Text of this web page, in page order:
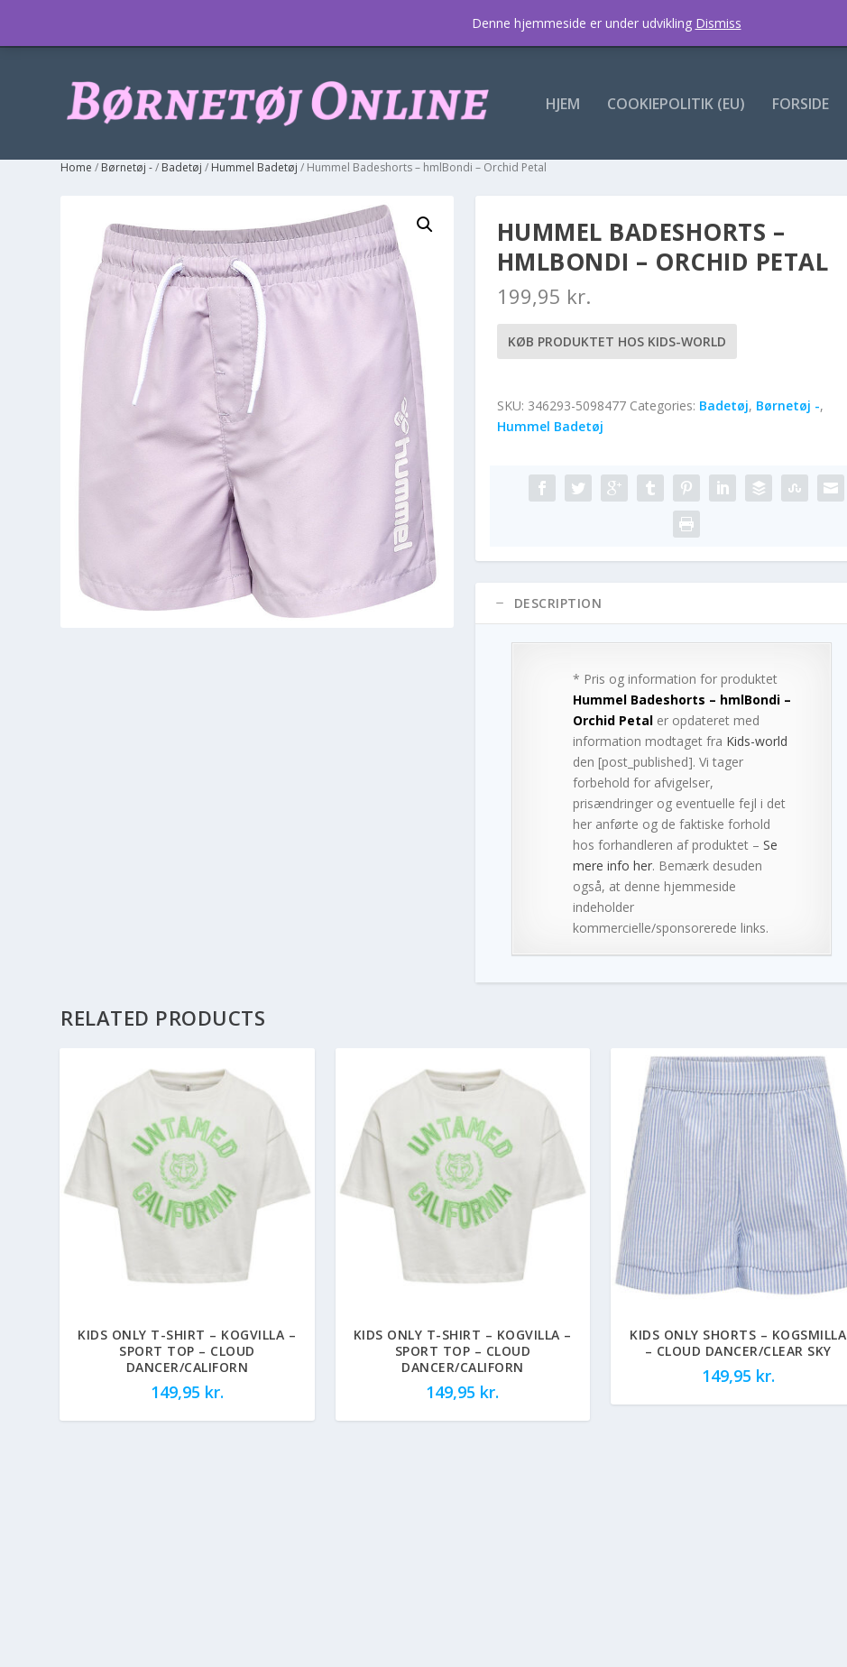
HJEM COOKIEPOLITIK (EU) FORSIDE
Home / Børnetøj -/ Badetøj / Hummel Badetøj / Hummel Badeshorts – hmlBondi – Orchid Petal
HUMMEL BADESHORTS –
HMLBONDI – ORCHID PETAL
199,95 kr.
KØB PRODUKTET HOS KIDS-WORLD
SKU: 346293-5098477 Categories: Badetøj, Børnetøj -,
Hummel Badetøj
DESCRIPTION
* Pris og information for produktet
Hummel Badeshorts – hmlBondi –
Orchid Petaler opdateret med
information modtaget fra Kids-world
den [post_published]. Vi tager
forbehold for afvigelser,
prisændringer og eventuelle fejl i det
her anførte og de faktiske forhold
hos forhandleren af produktet – Se
mere info her. Bemærk desuden
også, at denne hjemmeside
indeholder
kommercielle/sponsorerede links.
RELATED PRODUCTS
KIDS ONLY T-SHIRT – KOGVILLA –
SPORT TOP – CLOUD
DANCER/CALIFORN
149,95 kr.
KIDS ONLY T-SHIRT – KOGVILLA –
SPORT TOP – CLOUD
DANCER/CALIFORN
149,95 kr.
KIDS ONLY SHORTS – KOGSMILLA
– CLOUD DANCER/CLEAR SKY
149,95 kr.
Denne hjemmeside er under udvikling Dismiss